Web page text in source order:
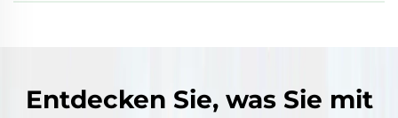
Entdecken Sie, was Sie mit